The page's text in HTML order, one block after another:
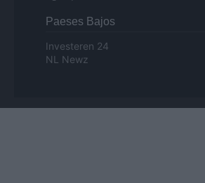
Paeses Bajos
Investeren 24
NL Newz